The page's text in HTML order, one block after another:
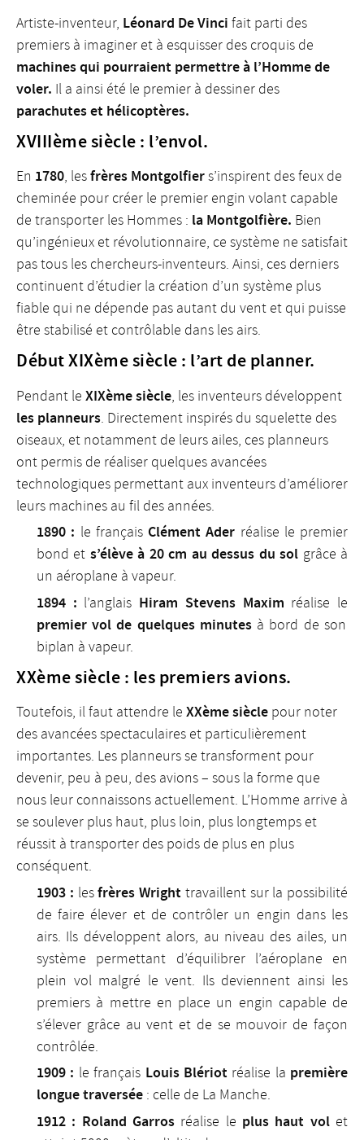
Artiste-inventeur, Léonard De Vinci fait parti des
premiers à imaginer et à esquisser des croquis de
machines qui pourraient permettre à l’Homme de
voler. Il a ainsi été le premier à dessiner des
parachutes et hélicoptères.
XVIIIème siècle : l’envol.
En 1780, lesfrères Montgolfiers’inspirent des feux de
cheminée pour créer le premier engin volant capable
de transporter les Hommes : la Montgolfière. Bien
qu’ingénieux et révolutionnaire, ce système ne satisfait
pas tous les chercheurs-inventeurs. Ainsi, ces derniers
continuent d’étudier la création d’un système plus
fiable qui ne dépende pas autant du vent et qui puisse
être stabilisé et contrôlable dans les airs.
Début XIXème siècle : l’art de planner.
Pendant le XIXème siècle, les inventeurs développent
les planneurs. Directement inspirés du squelette des
oiseaux, et notamment de leurs ailes, ces planneurs
ont permis de réaliser quelques avancées
technologiques permettant aux inventeurs d’améliorer
leurs machines au fil des années.
1890 : le français Clément Ader réalise le premier
bond et s’élève à 20 cm au dessus du sol grâce à
un aéroplane à vapeur.
1894 : l’anglais Hiram Stevens Maxim réalise le
premier vol de quelques minutesà bord de son
biplan à vapeur.
XXème siècle : les premiers avions.
Toutefois, il faut attendre le XXème siècle pour noter
des avancées spectaculaires et particulièrement
importantes. Les planneurs se transforment pour
devenir, peu à peu, des avions – sous la forme que
nous leur connaissons actuellement. L’Homme arrive à
se soulever plus haut, plus loin, plus longtemps et
réussit à transporter des poids de plus en plus
conséquent.
1903 : lesfrères Wright travaillent sur la possibilité
de faire élever et de contrôler un engin dans les
airs. Ils développent alors, au niveau des ailes, un
système permettant d’équilibrer l’aéroplane en
plein vol malgré le vent. Ils deviennent ainsi les
premiers à mettre en place un engin capable de
s’élever grâce au vent et de se mouvoir de façon
contrôlée.
1909 : le français Louis Blériotréalise la première
longue traversée : celle de La Manche.
1912 : Roland Garros réalise le plus haut volet